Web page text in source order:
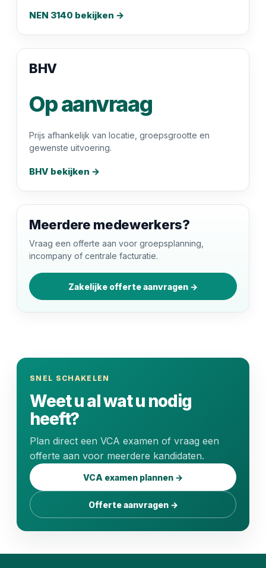
NEN 3140 bekijken →
BHV
Op aanvraag
Prijs afhankelijk van locatie, groepsgrootte en
gewenste uitvoering.
BHV bekijken →
Meerdere medewerkers?
Vraag een offerte aan voor groepsplanning,
incompany of centrale facturatie.
Zakelijke offerte aanvragen →
SNEL SCHAKELEN
Weet u al wat u nodig
heeft?
Plan direct een VCA examen of vraag een
offerte aan voor meerdere kandidaten.
VCA examen plannen →
Offerte aanvragen →